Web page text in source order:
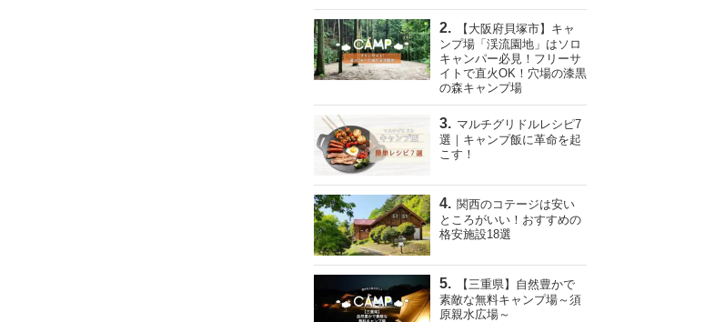
【大阪府貝塚市】キャ
ンプ場「渓流園地」はソロ
キャンパー必見！フリーサ
イトで直火OK！穴場の漆黒
の森キャンプ場
マルチグリドルレシピ7
選｜キャンプ飯に革命を起
こす！
関西のコテージは安い
ところがいい！おすすめの
格安施設18選
【三重県】自然豊かで
素敵な無料キャンプ場～須
原親水広場～